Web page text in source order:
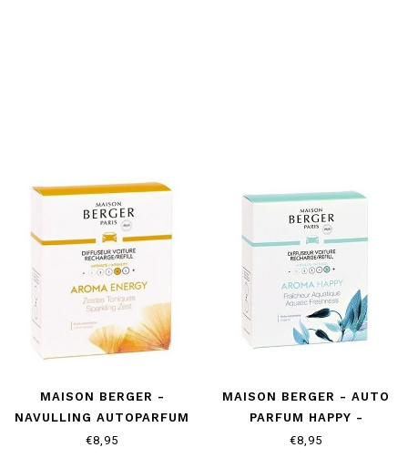
MAISON BERGER -
NAVULLING AUTOPARFUM
- AROMA ENERGY
€8,95
MAISON BERGER - AUTO
PARFUM HAPPY -
NAVULLING
€8,95